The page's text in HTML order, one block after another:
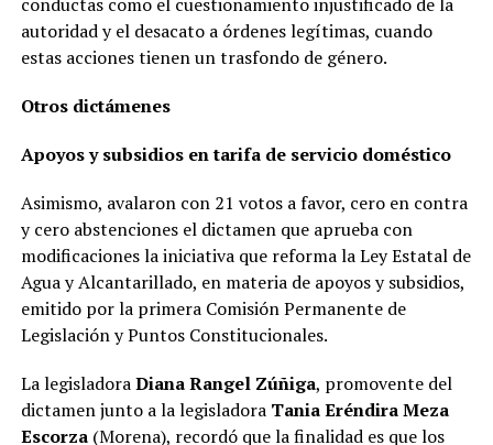
autoridad y el desacato a órdenes legítimas, cuando
estas acciones tienen un trasfondo de género.
Otros dictámenes
Apoyos y subsidios en tarifa de servicio doméstico
Asimismo, avalaron con 21 votos a favor, cero en contra
y cero abstenciones el dictamen que aprueba con
modificaciones la iniciativa que reforma la Ley Estatal de
Agua y Alcantarillado, en materia de apoyos y subsidios,
emitido por la primera Comisión Permanente de
Legislación y Puntos Constitucionales.
La legisladoraDiana Rangel Zúñiga, promovente del
dictamen junto a la legisladora Tania Eréndira Meza
Escorza(Morena), recordó que la finalidad es que los